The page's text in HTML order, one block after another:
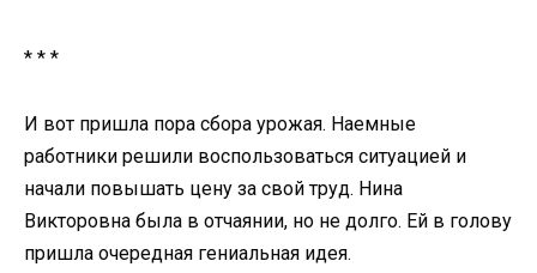
* * *
И вот пришла пора сбора урожая. Наемные
работники решили воспользоваться ситуацией и
начали повышать цену за свой труд. Нина
Викторовна была в отчаянии, но не долго. Ей в голову
пришла очередная гениальная идея.